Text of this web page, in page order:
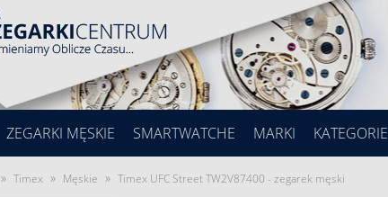
ZEGARKI MĘSKIE SMARTWATCHE MARKI KATEGORIE
» Timex » Męskie » Timex UFC Street TW2V87400 - zegarek męski